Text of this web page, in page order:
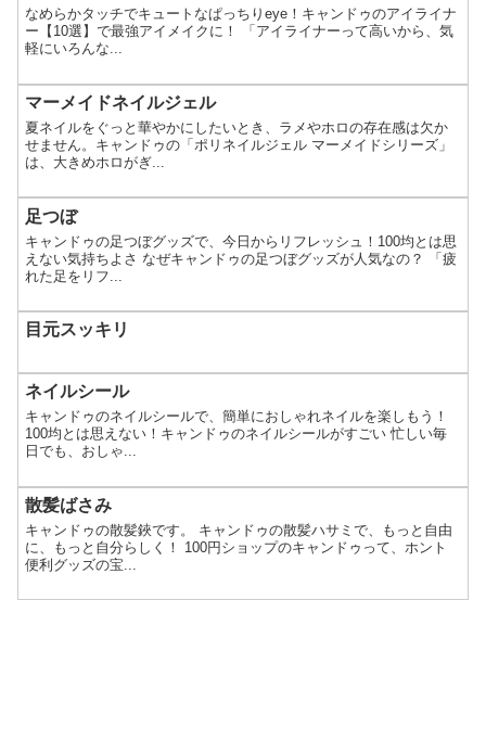
なめらかタッチでキュートなぱっちりeye！キャンドゥのアイライナ
ー【10選】で最強アイメイクに！ 「アイライナーって高いから、気
軽にいろんな...
マーメイドネイルジェル
夏ネイルをぐっと華やかにしたいとき、ラメやホロの存在感は欠か
せません。キャンドゥの「ポリネイルジェル マーメイドシリーズ」
は、大きめホロがぎ...
足つぼ
キャンドゥの足つぼグッズで、今日からリフレッシュ！100均とは思
えない気持ちよさ なぜキャンドゥの足つぼグッズが人気なの？ 「疲
れた足をリフ...
目元スッキリ
ネイルシール
キャンドゥのネイルシールで、簡単におしゃれネイルを楽しもう！
100均とは思えない！キャンドゥのネイルシールがすごい 忙しい毎
日でも、おしゃ...
散髪ばさみ
キャンドゥの散髪鋏です。 キャンドゥの散髪ハサミで、もっと自由
に、もっと自分らしく！ 100円ショップのキャンドゥって、ホント
便利グッズの宝...